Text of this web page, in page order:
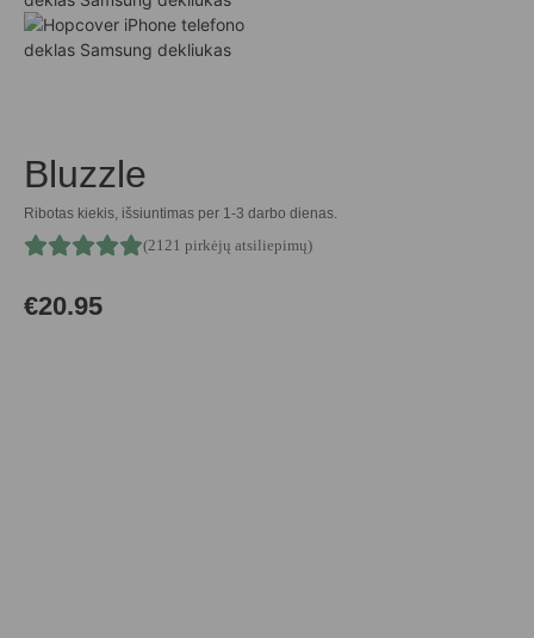
Bluzzle
Ribotas kiekis, išsiuntimas per 1-3 darbo dienas.
(2121 pirkėjų atsiliepimų)
€20.95